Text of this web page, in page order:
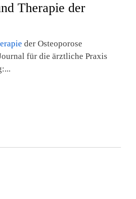
Therapie der
der Osteoporose
für die ärztliche Praxis